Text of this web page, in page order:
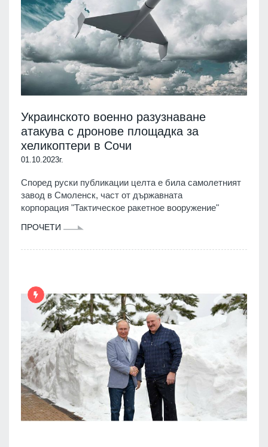
Украинското военно разузнаване
атакува с дронове площадка за
хеликоптери в Сочи
01.10.2023г.
Според руски публикации целта е била самолетният
завод в Смоленск, част от държавната
корпорация "Тактическое ракетное вооружение"
ПРОЧЕТИ